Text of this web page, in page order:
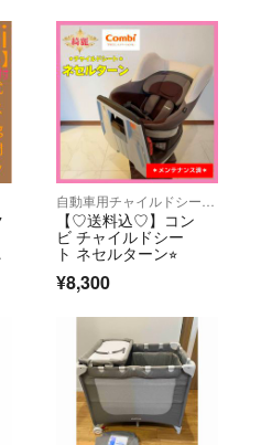
【♡送料込♡】コン
ビ チャイルドシー
ト ネセルターン⭐︎
¥8,300